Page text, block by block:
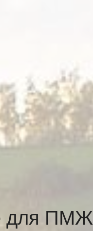
для ПМЖ